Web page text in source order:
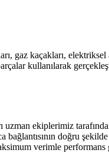
gaz kaçakları,
kullanılarak
ekiplerimiz
bağlantısının doğru
verimle